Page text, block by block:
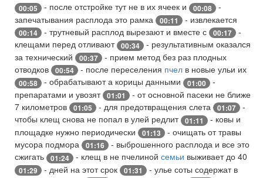
00:05 - после отстройке тут не в их ячеек и 00:08
-
запечатывания расплода это рамка
00:11 - извлекается
00:14 - трутневый расплод вырезают и вместе с 00:17
-
клещами перед отливают 00:34
- результативным оказался
за технический
00:37
- прием метод без раз плодных
отводков
00:54 - после переселения пчел в новые ульи их
00:58 - обрабатывают а корицы данными 01:00
-
препаратами и увозят 01:01
- от основной пасеки не ближе
7 километров
01:05 - для предотвращения слета 01:07
-
чтобы клещ снова не попал в улей редлит 01:11
- ковы и
площадке нужно периодически
01:13
- очищать от травы
мусора подмора
01:16
- выброшенного расплода и все это
сжигать
01:24 - клещ в не пчелиной семьи выживает до 40
01:29 - дней на этот срок 01:31
- улье соты содержат в